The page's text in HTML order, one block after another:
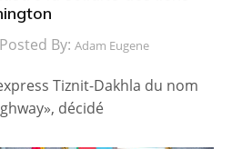
Posted By: Adam Eugene
Tiznit-Dakhla du nom
décidé